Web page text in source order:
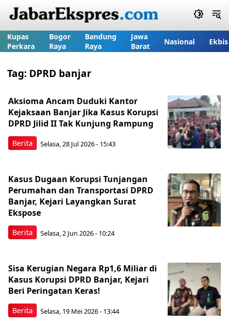
Kupas
Perkara
Bogor
Raya
Bandung
Raya
Jawa
Barat
Nasional Ekbis
Tag: DPRD banjar
Berita
Aksioma Ancam Duduki Kantor
Kejaksaan Banjar Jika Kasus Korupsi
DPRD Jilid II Tak Kunjung Rampung
Selasa, 28 Jul 2026 - 15:43
Berita
Kasus Dugaan Korupsi Tunjangan
Perumahan dan Transportasi DPRD
Banjar, Kejari Layangkan Surat
Ekspose
Selasa, 2 Jun 2026 - 10:24
Berita
Sisa Kerugian Negara Rp1,6 Miliar di
Kasus Korupsi DPRD Banjar, Kejari
Beri Peringatan Keras!
Selasa, 19 Mei 2026 - 13:44